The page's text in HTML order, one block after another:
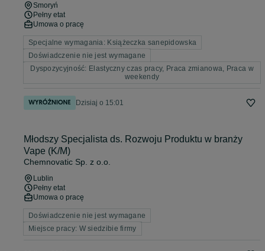
Smoryń
Pełny etat
Umowa o pracę
Specjalne wymagania: Książeczka sanepidowska
Doświadczenie nie jest wymagane
Dyspozycyjność: Elastyczny czas pracy, Praca zmianowa, Praca w
weekendy
Dzisiaj o 15:01
Młodszy Specjalista ds. Rozwoju Produktu w branży
Vape (K/M)
Chemnovatic Sp. z o.o.
Lublin
Pełny etat
Umowa o pracę
Doświadczenie nie jest wymagane
Miejsce pracy: W siedzibie firmy